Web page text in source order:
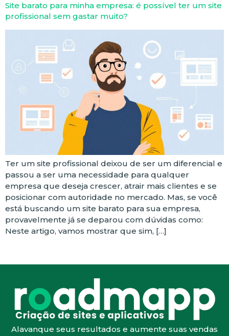
Site barato para minha empresa: é possível ter um site
profissional sem gastar muito?
Ter um site profissional deixou de ser um diferencial e
passou a ser uma necessidade para qualquer
empresa que deseja crescer, atrair mais clientes e se
posicionar com autoridade no mercado. Mas, se você
está buscando um site barato para sua empresa,
provavelmente já se deparou com dúvidas como:
Neste artigo, vamos mostrar que sim, […]
Alavanque seus resultados e aumente suas vendas